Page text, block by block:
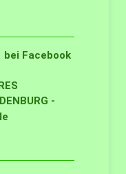
Facebook
-